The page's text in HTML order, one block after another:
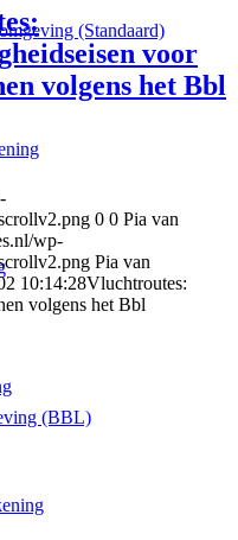
(Standaard)
voor
volgens het Bbl
0 0 Pia van
wp-
Pia van
10:14:28Vluchtroutes:
volgens het Bbl
(BBL)